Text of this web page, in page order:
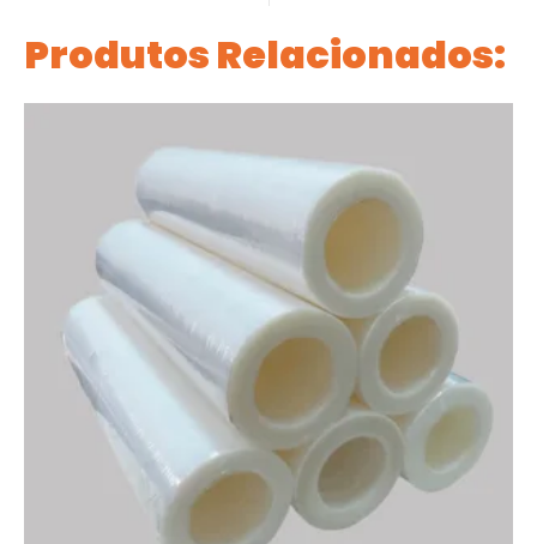
Produtos Relacionados: